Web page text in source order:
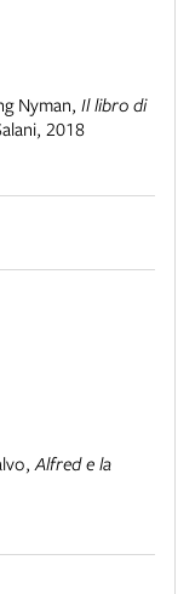
Nyman, Il libro di
, 2018
,Alfred e la